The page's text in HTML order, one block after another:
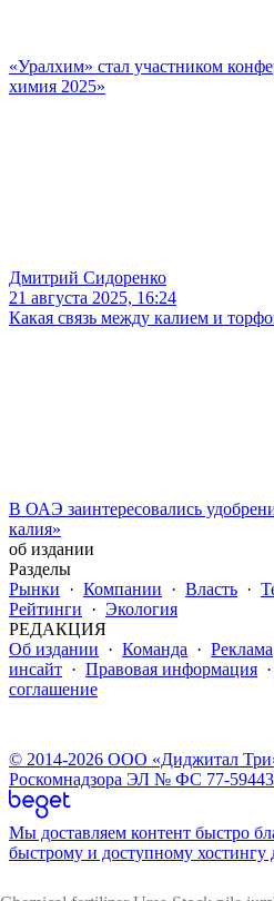
«Уралхим» стал участником
химия 2025»
Дмитрий Сидоренко
21 августа 2025, 16:24
Какая связь между калием и
В ОАЭ заинтересовались
калия»
об издании
Разделы
Рынки · Компании · Власть ·
Рейтинги · Экология
РЕДАКЦИЯ
Об издании · Команда · Реклама
инсайт · Правовая информация ·
соглашение
© 2014-2026 ООО «Диджитал
Роскомнадзора ЭЛ № ФС 77-59443
Мы доставляем контент быстро
быстрому и доступному хостингу